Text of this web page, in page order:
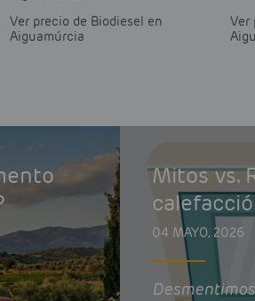
Ver precio de Biodiesel en
Aiguamúrcia
Ver
Mitos vs.
04 MAYO, 2026